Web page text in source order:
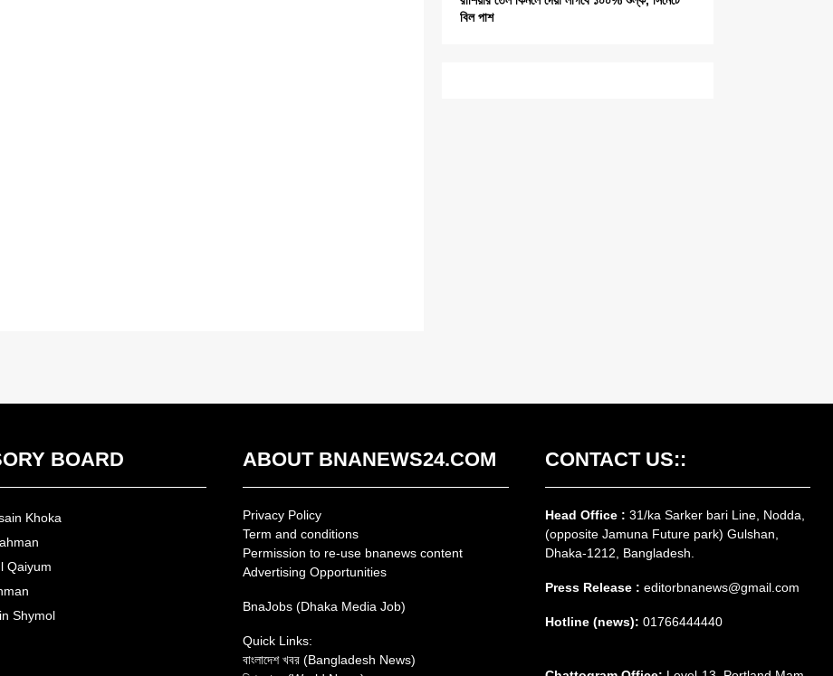
বিল পাশ
BOARD
Khoka
Qaiyum
Shymol
ABOUT BNANEWS24.COM
Privacy Policy
Term and conditions
Permission to re-use bnanews content
Advertising Opportunities
BnaJobs (Dhaka Media Job)
Quick Links:
বাংলাদেশ খবর (Bangladesh News)
CONTACT US::
Head Office : 31/ka Sarker bari Line, Nodda,
(opposite Jamuna Future park) Gulshan,
Dhaka-1212, Bangladesh.
Press Release : editorbnanews@gmail.com
Hotline (news): 01766444440